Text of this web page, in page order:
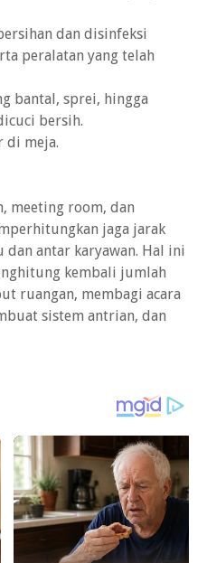
dan disinfeksi
peralatan yang telah
bantal, sprei, hingga
bersih.
di meja.
meeting room, dan
jaga jarak
antar karyawan. Hal ini
kembali jumlah
ruangan, membagi acara
sistem antrian, dan